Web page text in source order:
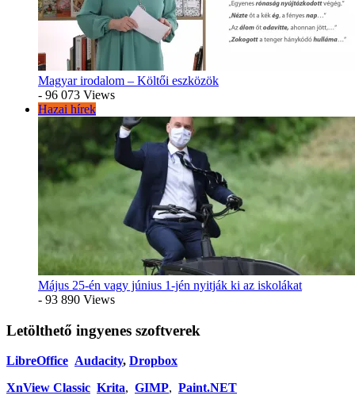
Magyar irodalom – Költői eszközök
- 96 073 Views
Hazai hírek
Május 25-én vagy június 1-jén nyitják ki az iskolákat
- 93 890 Views
Letölthető ingyenes szoftverek
LibreOffice Audacity, Dropbox
XnView Classic Krita, GIMP, Paint.NET